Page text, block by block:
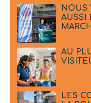
NOUS
AUSSI
AU
LES